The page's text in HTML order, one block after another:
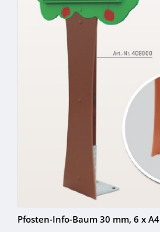
Pfosten-Info-Baum 30 mm, 6 x A4